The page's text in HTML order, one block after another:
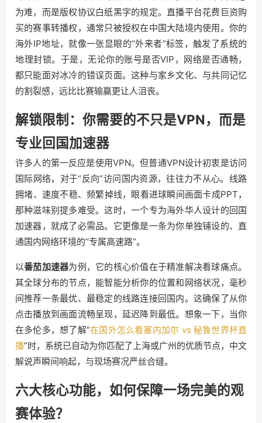
为难，而是版权协议白纸黑字的规定。直播平台花费巨资购
买的赛事转播权，通常只被授权在中国大陆境内使用。你的
海外IP地址，就像一张显眼的“外来者”标签，触发了系统的
地理封锁。于是，无论你的账号是否VIP，网络是否通畅，
都只能面对冰冷的错误页面。这种与家乡文化、与共同记忆
的割裂感，远比比赛输赢更让人沮丧。
解锁限制：你需要的不只是VPN，而是
专业回国加速器
许多人的第一反应是使用VPN。但普通VPN设计初衷是访问
国际网络，对于“反向”访问国内资源，往往力不从心。线路
拥堵、速度不稳、频繁掉线，眼看进球瞬间画面卡成PPT，
那种滋味别提多难受。这时，一个专为海外华人设计的回国
加速器，就成了必需品。它更像是一条为你单独铺设的、直
通国内网络环境的“专属高速路”。
以番茄加速器为例，它的核心价值在于精准解决看球痛点。
其全球分布的节点，能智能分析你的位置和网络状况，毫秒
间推荐一条最优、最稳定的线路连接回国内。这确保了从你
点击播放到画面流畅呈现，延迟降到最低。想象一下，当你
在多伦多，想了解“在国外怎么看塞内加尔 vs 秘鲁世界杯直
播”时，系统已自动为你匹配了上海或广州的优质节点，中文
解说声瞬间响起，与现场赛况严丝合缝。
六大核心功能，如何保障一场完美的观
赛体验？